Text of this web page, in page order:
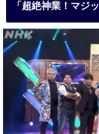
「超絶神業！マジ